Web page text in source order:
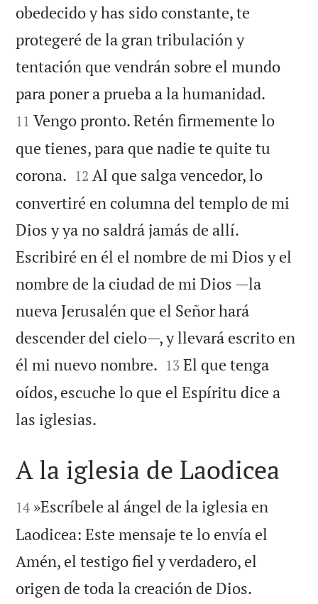
obedecido y has sido constante, te
protegeré de la gran tribulación y
tentación que vendrán sobre el mundo
para poner a prueba a la humanidad.
11 Vengo pronto. Retén firmemente lo
que tienes, para que nadie te quite tu
corona. 

12 Al que salga vencedor, lo
convertiré en columna del templo de mi
Dios y ya no saldrá jamás de allí.
Escribiré en él el nombre de mi Dios y el
nombre de la ciudad de mi Dios —la
nueva Jerusalén que el Señor hará
descender del cielo—, y llevará escrito en
él mi nuevo nombre. 

13 El que tenga
oídos, escuche lo que el Espíritu dice a
las iglesias.

A la iglesia de Laodicea

14 »Escríbele al ángel de la iglesia en
Laodicea: Este mensaje te lo envía el
Amén, el testigo fiel y verdadero, el
origen de toda la creación de Dios.